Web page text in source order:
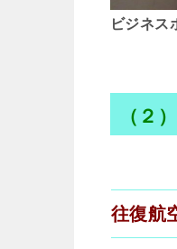
ビジネス
（２
往復航